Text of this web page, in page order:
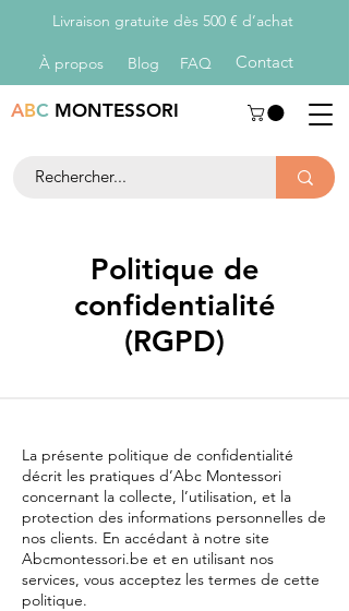
Livraison gratuite dès 500 € d’achat
À propos Blog FAQ Contact
ABC MONTESSORI
Politique de
confidentialité
(RGPD)​
La présente politique de confidentialité
décrit les pratiques d’Abc Montessori
concernant la collecte, l’utilisation, et la
protection des informations personnelles de
nos clients. En accédant à notre site
Abcmontessori.be et en utilisant nos
services, vous acceptez les termes de cette
politique.